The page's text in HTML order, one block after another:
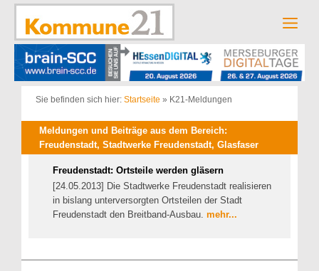
Zum
springen
Sie befinden sich hier: Startseite » K21-Meldungen
Meldungen und Beiträge aus dem Bereich:
Freudenstadt, Stadtwerke Freudenstadt, Glasfaser
Freudenstadt: Ortsteile werden gläsern
[24.05.2013] Die Stadtwerke Freudenstadt realisieren
in bislang unterversorgten Ortsteilen der Stadt
Freudenstadt den Breitband-Ausbau. mehr...